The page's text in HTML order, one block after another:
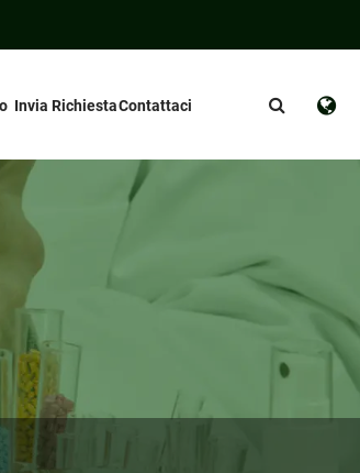
Invia RichiestaContattaci